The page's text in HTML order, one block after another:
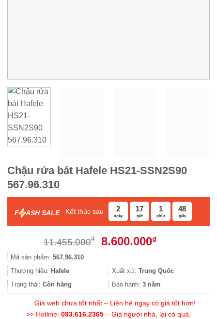
Chậu rửa bát Hafele HS21-SSN2S90
567.96.310
F ASH SALE Kết thúc sau 2
ngày
17
giờ
1
phút
47
giây
11.455.000₫
Giá
11.455.000₫.
8.600.000₫Giá
là:
8.600.000₫.
Mã sản phẩm: 567.96.310
Thương hiệu: Hafele Xuất xứ: Trung Quốc
Trạng thái: Còn hàng Bảo hành: 3 năm
Giá web chưa tốt nhất – Liên hệ ngay có giá tốt hơn!
>> Hotline: 093.616.2365 – Giá người nhà, lại có quà.